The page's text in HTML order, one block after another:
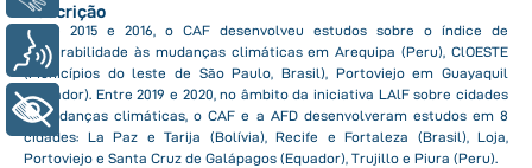
Descrição
Entre 2015 e 2016, o CAF desenvolveu estudos sobre o índice de
vulnerabilidade às mudanças climáticas em Arequipa (Peru), ClOESTE
(Municípios do leste de São Paulo, Brasil), Portoviejo em Guayaquil
(Equador). Entre 2019 e 2020, no âmbito da iniciativa LAlF sobre cidades
e mudanças climáticas, o CAF e a AFD desenvolveram estudos em 8
cidades: La Paz e Tarija (Bolívia), Recife e Fortaleza (Brasil), Loja,
Portoviejo e Santa Cruz de Galápagos (Equador), Trujillo e Piura (Peru).
Voz
+ Acessibilidade